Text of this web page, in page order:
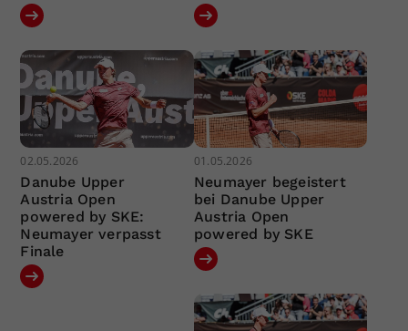
02.05.2026
Danube Upper
Austria Open
powered by SKE:
Neumayer verpasst
Finale
01.05.2026
Neumayer begeistert
bei Danube Upper
Austria Open
powered by SKE